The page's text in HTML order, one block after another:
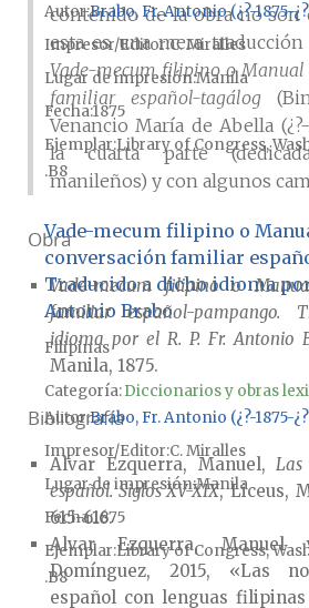
contenido de la obra no son
esta es una mera
Vade-mecum filipino o Manual
familiar español-tagálog
Venancio María de Abella
la cuarta parte
manileños) y con algunos
Obra
Vade-mecum filipino o
familiar español-pampango.
idioma por el R. P. Fr. Antonio
Manila, 1875.
Bibliografía
Alvar Ezquerra, Manuel,
español. Siglos XV-XIX, Liceus,
615-616.
Alvar Ezquerra,
Domínguez, 2015, «Las
español con lenguas
AutorBrabo, Fr. Antonio (¿?-1875-
Impresor/EditorC. Miralles
Lugar de impresiónManila
Fecha1875
Ejemplar Library of Congress,
.B8
Vade-mecum filipino o
conversación familiar
Traducido a dicho idioma por
Antonio Brabo
Filipinas
Categoría:Diccionarios y obras
Autor Brabo, Fr. Antonio (¿?-1875-
Impresor/Editor C. Miralles
Lugar de impresiónManila
Fecha1875
Ejemplar Library of Congress,
.B8